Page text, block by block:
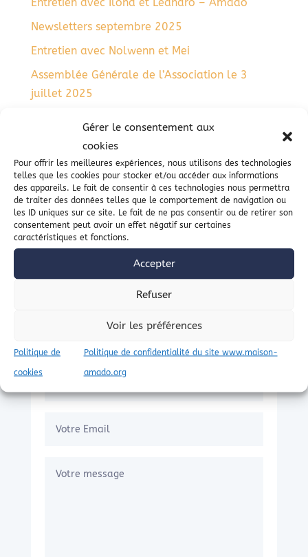
Gérer le consentement aux
cookies
Pour offrir les meilleures expériences, nous utilisons des technologies
telles que les cookies pour stocker et/ou accéder aux informations
des appareils. Le fait de consentir à ces technologies nous permettra
de traiter des données telles que le comportement de navigation ou
les ID uniques sur ce site. Le fait de ne pas consentir ou de retirer son
consentement peut avoir un effet négatif sur certaines
caractéristiques et fonctions.
Accepter
Refuser
Voir les préférences
Politique de
cookies
Politique de confidentialité du site www.maison-
amado.org
Newsletters septembre 2025
Entretien avec Nolwenn et Mei
Assemblée Générale de l’Association le 3
juillet 2025
Commentaires récents
Aucun commentaire à afficher.